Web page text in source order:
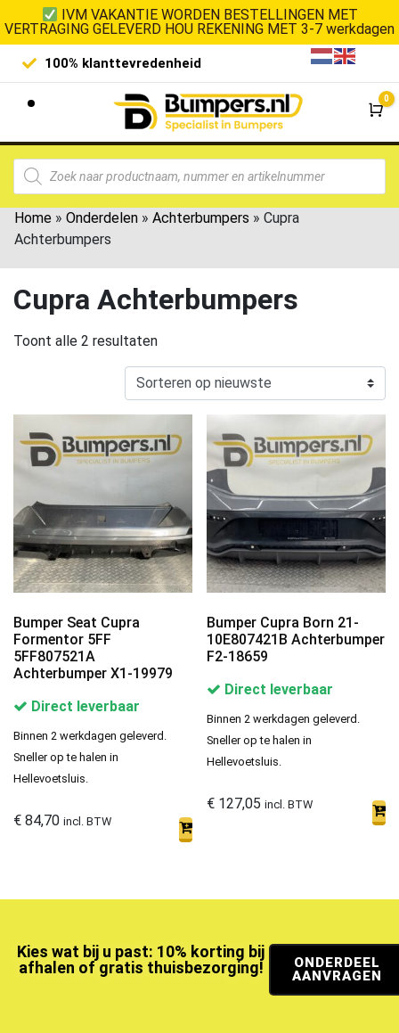
IVM VAKANTIE WORDEN BESTELLINGEN MET
VERTRAGING GELEVERD HOU REKENING MET 3-7 werkdagen
100% klanttevredenheid
0
Home » Onderdelen » Achterbumpers » Cupra
Achterbumpers
Cupra Achterbumpers
Toont alle 2 resultaten
Bumper Seat Cupra
Formentor 5FF
5FF807521A
Achterbumper X1-19979
Direct leverbaar
Binnen 2 werkdagen geleverd.
Sneller op te halen in
Hellevoetsluis.
€ 84,70 incl. BTW
Bumper Cupra Born 21-
10E807421B Achterbumper
F2-18659
Direct leverbaar
Binnen 2 werkdagen geleverd.
Sneller op te halen in
Hellevoetsluis.
€ 127,05 incl. BTW
Kies wat bij u past: 10% korting bij
afhalen of gratis thuisbezorging!
ONDERDEEL
AANVRAGEN